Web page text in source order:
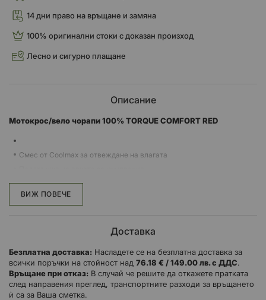
14 дни право на връщане и замяна
100% оригинални стоки с доказан произход
Лесно и сигурно плащане
Описание
Mотокрос/вело чорапи 100% TORQUE COMFORT RED
Смес от Coolmax за отвеждане на влагата
Височина над прасеца
ВИЖ ПОВЕЧЕ
Доставка
Безплатна доставка: Насладете се на безплатна доставка за
всички поръчки на стойност над 76.18 € / 149.00 лв. с ДДС.
Връщане при отказ: В случай че решите да откажете пратката
след направения преглед, транспортните разходи за връщането
ѝ са за Ваша сметка.